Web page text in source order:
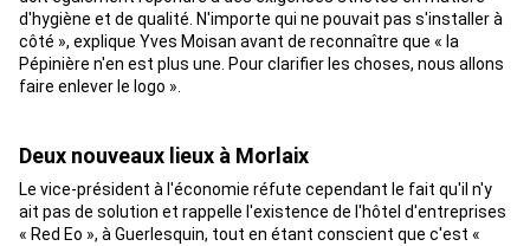
d'hygiène et de qualité. N'importe qui ne pouvait pas s'installer à
côté », explique Yves Moisan avant de reconnaître que « la
Pépinière n'en est plus une. Pour clarifier les choses, nous allons
faire enlever le logo ».
Deux nouveaux lieux à Morlaix
Le vice-président à l'économie réfute cependant le fait qu'il n'y
ait pas de solution et rappelle l'existence de l'hôtel d'entreprises
« Red Eo », à Guerlesquin, tout en étant conscient que c'est «